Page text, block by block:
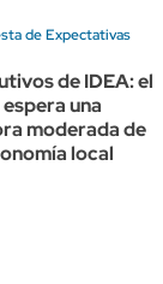
de Expectativas
de IDEA: el
una
moderada de
local